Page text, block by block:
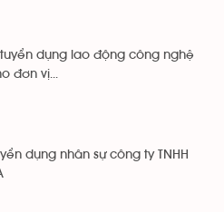
tuyển dụng lao động công nghệ
đơn vị...
dụng nhân sự công ty TNHH